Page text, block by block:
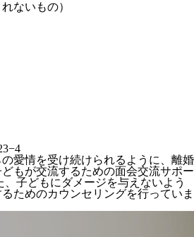
ないもの）
愛情を受け続けられるように、離婚
もが交流するための面会交流サポー
、子どもにダメージを与えないよう
ためのカウンセリングを行っていま